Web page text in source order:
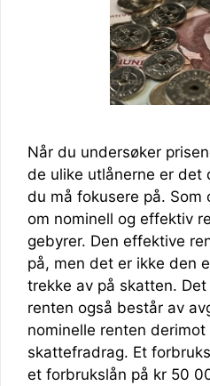
Når du undersøker
de ulike utlånerne er det
du må fokusere på.
om nominell og effektiv
gebyrer. Den effektive
på, men det er ikke den
trekke av på skatten.
renten også består av
nominelle renten
skattefradrag. Et
et forbrukslån på kr 50